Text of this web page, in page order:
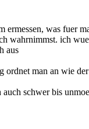
was fuer
wahrnimmst. ich
aus
man an wie der
schwer bis